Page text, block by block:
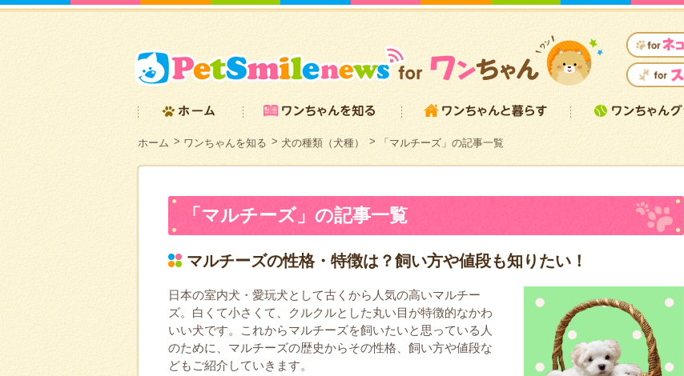
ホーム ワンちゃんを知る 犬の種類（犬種） 「マルチーズ」の記事一覧
「マルチーズ」の記事一覧
マルチーズの性格・特徴は？飼い方や値段も知りたい！
日本の室内犬・愛玩犬として古くから人気の高いマルチー
ズ。白くて小さくて、クルクルとした丸い目が特徴的なかわ
いい犬です。これからマルチーズを飼いたいと思っている人
のために、マルチーズの歴史からその性格、飼い方や値段な
どもご紹介していきます。